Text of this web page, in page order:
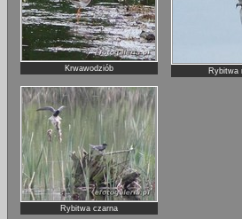
Krwawodziób Rybitwa
Rybitwa czarna